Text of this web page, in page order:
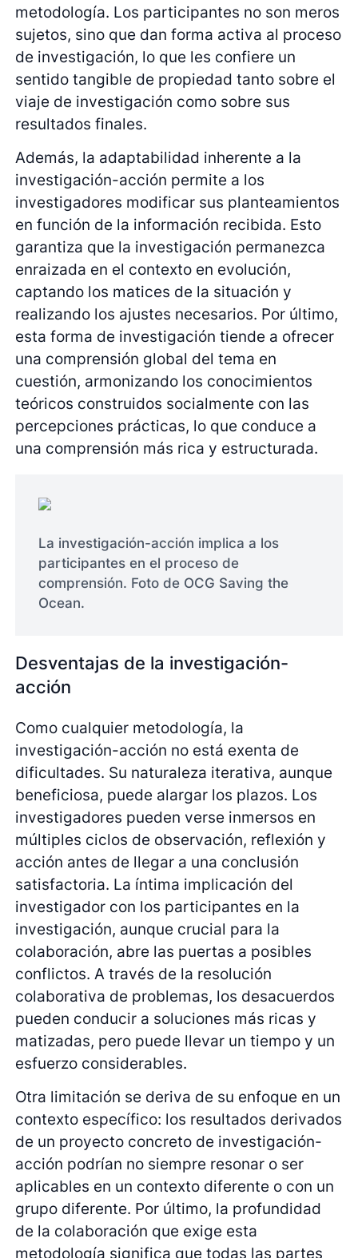
metodología. Los participantes no son meros
sujetos, sino que dan forma activa al proceso
de investigación, lo que les confiere un
sentido tangible de propiedad tanto sobre el
viaje de investigación como sobre sus
resultados finales.
Además, la adaptabilidad inherente a la
investigación-acción permite a los
investigadores modificar sus planteamientos
en función de la información recibida. Esto
garantiza que la investigación permanezca
enraizada en el contexto en evolución,
captando los matices de la situación y
realizando los ajustes necesarios. Por último,
esta forma de investigación tiende a ofrecer
una comprensión global del tema en
cuestión, armonizando los conocimientos
teóricos construidos socialmente con las
percepciones prácticas, lo que conduce a
una comprensión más rica y estructurada.
La investigación-acción implica a los
participantes en el proceso de
comprensión. Foto de OCG Saving the
Ocean.
Desventajas de la investigación-
acción
Como cualquier metodología, la
investigación-acción no está exenta de
dificultades. Su naturaleza iterativa, aunque
beneficiosa, puede alargar los plazos. Los
investigadores pueden verse inmersos en
múltiples ciclos de observación, reflexión y
acción antes de llegar a una conclusión
satisfactoria. La íntima implicación del
investigador con los participantes en la
investigación, aunque crucial para la
colaboración, abre las puertas a posibles
conflictos. A través de la resolución
colaborativa de problemas, los desacuerdos
pueden conducir a soluciones más ricas y
matizadas, pero puede llevar un tiempo y un
esfuerzo considerables.
Otra limitación se deriva de su enfoque en un
contexto específico: los resultados derivados
de un proyecto concreto de investigación-
acción podrían no siempre resonar o ser
aplicables en un contexto diferente o con un
grupo diferente. Por último, la profundidad
de la colaboración que exige esta
metodología significa que todas las partes